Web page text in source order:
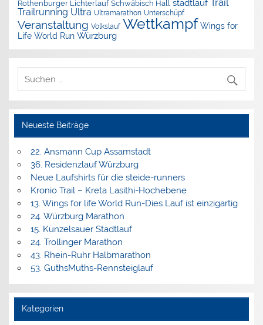
Rothenburger Lichterlauf Schwäbisch Hall stadtlauf
Trailrunning Ultra Ultramarathon Unterschüpf
Veranstaltung Volkslauf Wettkampf Wings for
Life World Run Würzburg
Neueste Beiträge
22. Ansmann Cup Assamstadt
36. Residenzlauf Würzburg
Neue Laufshirts für die steide-runners
Kronio Trail – Kreta Lasithi-Hochebene
13. Wings for life World Run-Dies Lauf ist einzigartig
24. Würzburg Marathon
15. Künzelsauer Stadtlauf
24. Trollinger Marathon
43. Rhein-Ruhr Halbmarathon
53. GuthsMuths-Rennsteiglauf
Kategorien